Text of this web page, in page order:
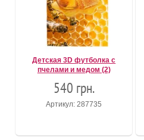
Детская 3D футболка с
пчелами и медом (2)
540 грн.
Артикул: 287735